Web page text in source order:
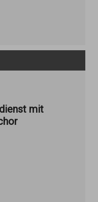
mit